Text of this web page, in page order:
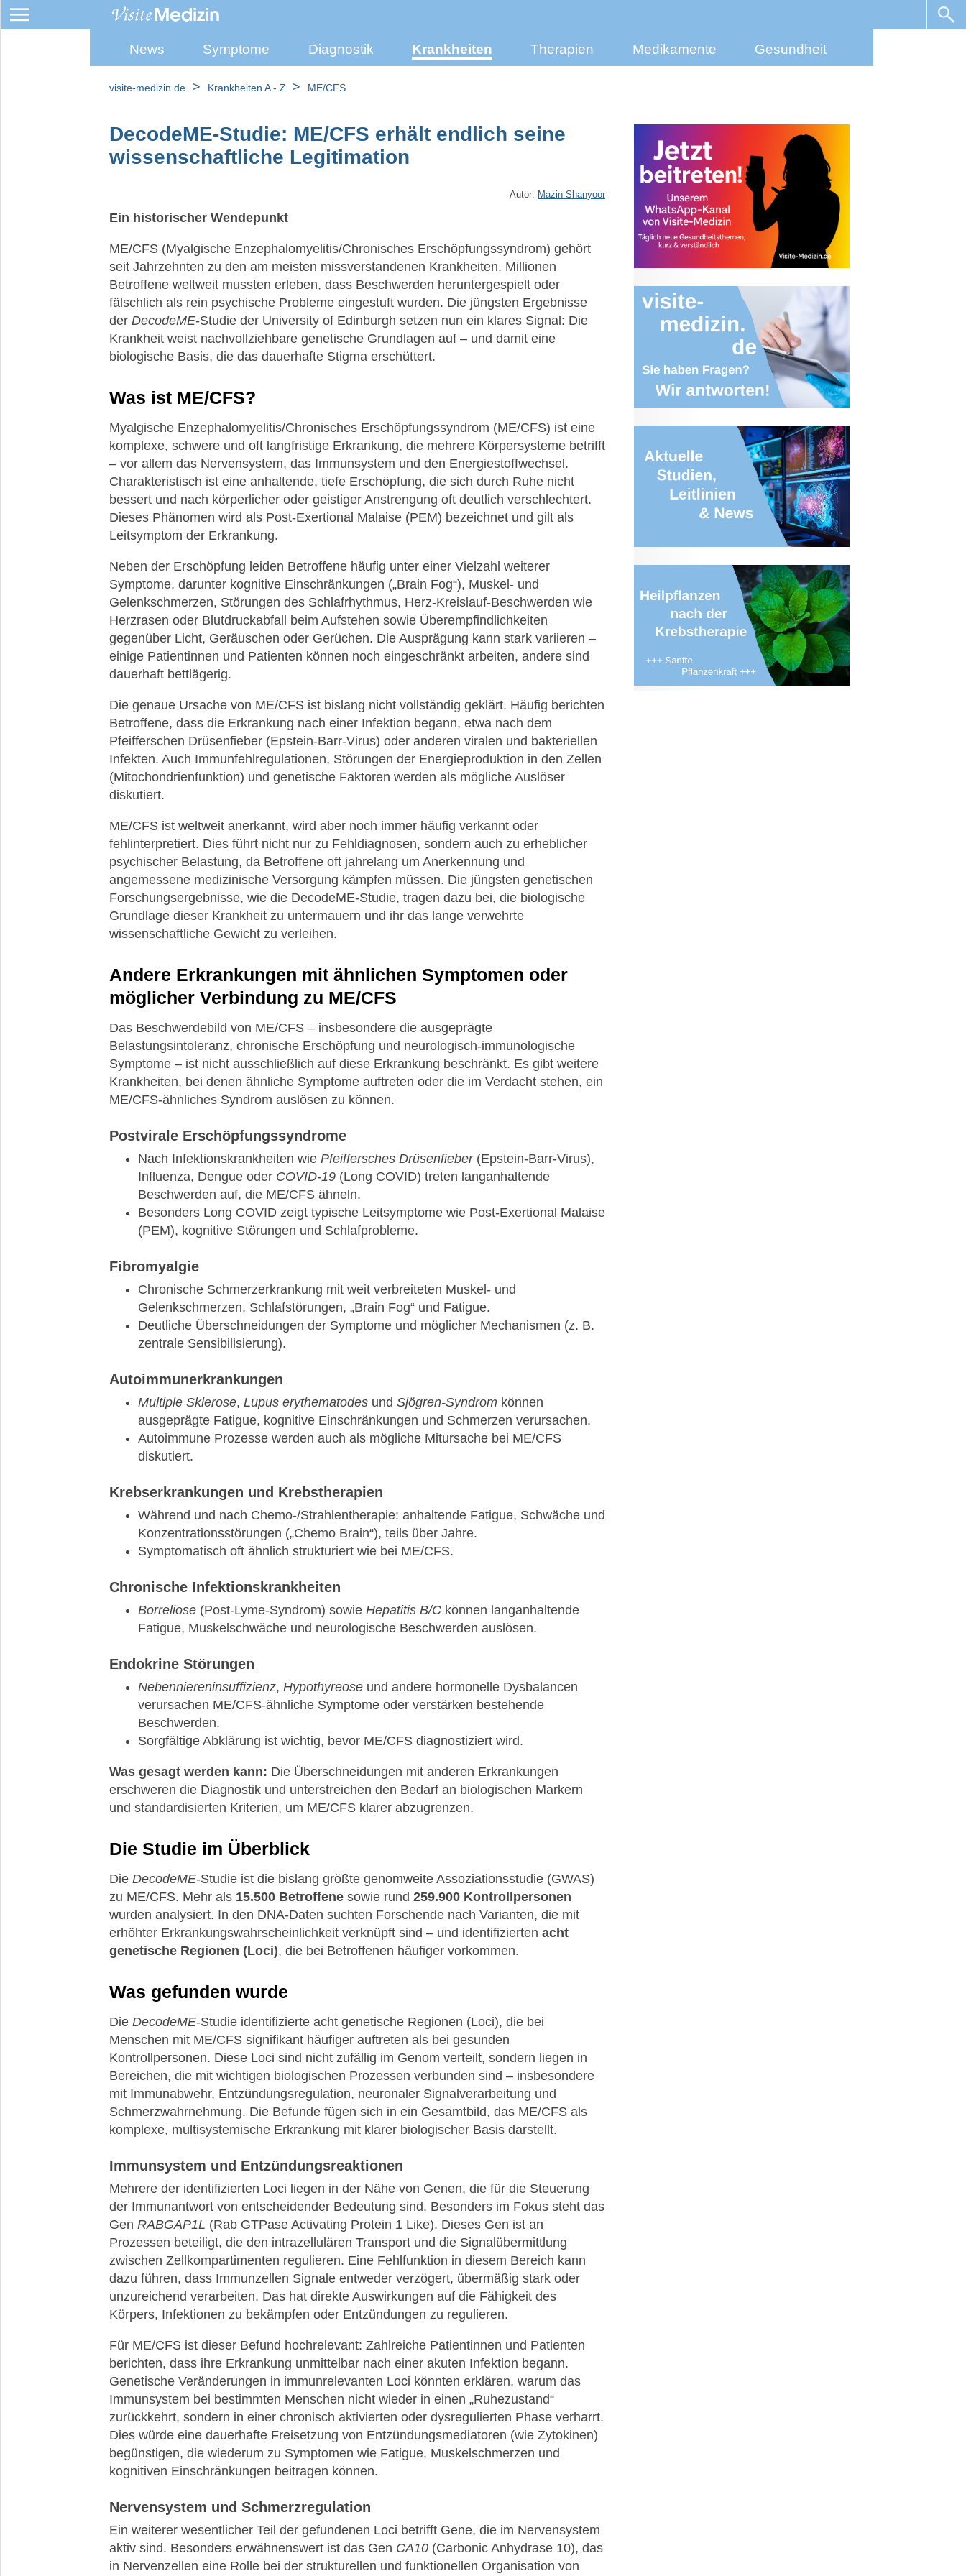
News Symptome Diagnostik Krankheiten Therapien Medikamente Gesundheit
visite-medizin.de > Krankheiten A - Z > ME/CFS
DecodeME-Studie: ME/CFS erhält endlich seine
wissenschaftliche Legitimation
Autor: Mazin Shanyoor
Ein historischer Wendepunkt
ME/CFS (Myalgische Enzephalomyelitis/Chronisches Erschöpfungssyndrom) gehört
seit Jahrzehnten zu den am meisten missverstandenen Krankheiten. Millionen
Betroffene weltweit mussten erleben, dass Beschwerden heruntergespielt oder
fälschlich als rein psychische Probleme eingestuft wurden. Die jüngsten Ergebnisse
der DecodeME-Studie der University of Edinburgh setzen nun ein klares Signal: Die
Krankheit weist nachvollziehbare genetische Grundlagen auf – und damit eine
biologische Basis, die das dauerhafte Stigma erschüttert.
Was ist ME/CFS?
Myalgische Enzephalomyelitis/Chronisches Erschöpfungssyndrom (ME/CFS) ist eine
komplexe, schwere und oft langfristige Erkrankung, die mehrere Körpersysteme betrifft
– vor allem das Nervensystem, das Immunsystem und den Energiestoffwechsel.
Charakteristisch ist eine anhaltende, tiefe Erschöpfung, die sich durch Ruhe nicht
bessert und nach körperlicher oder geistiger Anstrengung oft deutlich verschlechtert.
Dieses Phänomen wird als Post-Exertional Malaise (PEM) bezeichnet und gilt als
Leitsymptom der Erkrankung.
Neben der Erschöpfung leiden Betroffene häufig unter einer Vielzahl weiterer
Symptome, darunter kognitive Einschränkungen („Brain Fog“), Muskel- und
Gelenkschmerzen, Störungen des Schlafrhythmus, Herz-Kreislauf-Beschwerden wie
Herzrasen oder Blutdruckabfall beim Aufstehen sowie Überempfindlichkeiten
gegenüber Licht, Geräuschen oder Gerüchen. Die Ausprägung kann stark variieren –
einige Patientinnen und Patienten können noch eingeschränkt arbeiten, andere sind
dauerhaft bettlägerig.
Die genaue Ursache von ME/CFS ist bislang nicht vollständig geklärt. Häufig berichten
Betroffene, dass die Erkrankung nach einer Infektion begann, etwa nach dem
Pfeifferschen Drüsenfieber (Epstein-Barr-Virus) oder anderen viralen und bakteriellen
Infekten. Auch Immunfehlregulationen, Störungen der Energieproduktion in den Zellen
(Mitochondrienfunktion) und genetische Faktoren werden als mögliche Auslöser
diskutiert.
ME/CFS ist weltweit anerkannt, wird aber noch immer häufig verkannt oder
fehlinterpretiert. Dies führt nicht nur zu Fehldiagnosen, sondern auch zu erheblicher
psychischer Belastung, da Betroffene oft jahrelang um Anerkennung und
angemessene medizinische Versorgung kämpfen müssen. Die jüngsten genetischen
Forschungsergebnisse, wie die DecodeME-Studie, tragen dazu bei, die biologische
Grundlage dieser Krankheit zu untermauern und ihr das lange verwehrte
wissenschaftliche Gewicht zu verleihen.
Andere Erkrankungen mit ähnlichen Symptomen oder
möglicher Verbindung zu ME/CFS
Das Beschwerdebild von ME/CFS – insbesondere die ausgeprägte
Belastungsintoleranz, chronische Erschöpfung und neurologisch-immunologische
Symptome – ist nicht ausschließlich auf diese Erkrankung beschränkt. Es gibt weitere
Krankheiten, bei denen ähnliche Symptome auftreten oder die im Verdacht stehen, ein
ME/CFS-ähnliches Syndrom auslösen zu können.
Postvirale Erschöpfungssyndrome
Nach Infektionskrankheiten wie Pfeiffersches Drüsenfieber(Epstein-Barr-Virus),
Influenza, Dengue oder COVID-19 (Long COVID) treten langanhaltende
Beschwerden auf, die ME/CFS ähneln.
Besonders Long COVID zeigt typische Leitsymptome wie Post-Exertional Malaise
(PEM), kognitive Störungen und Schlafprobleme.
Fibromyalgie
Chronische Schmerzerkrankung mit weit verbreiteten Muskel- und
Gelenkschmerzen, Schlafstörungen, „Brain Fog“ und Fatigue.
Deutliche Überschneidungen der Symptome und möglicher Mechanismen (z. B.
zentrale Sensibilisierung).
Autoimmunerkrankungen
Multiple Sklerose, Lupus erythematodes und Sjögren-Syndrom können
ausgeprägte Fatigue, kognitive Einschränkungen und Schmerzen verursachen.
Autoimmune Prozesse werden auch als mögliche Mitursache bei ME/CFS
diskutiert.
Krebserkrankungen und Krebstherapien
Während und nach Chemo-/Strahlentherapie: anhaltende Fatigue, Schwäche und
Konzentrationsstörungen („Chemo Brain“), teils über Jahre.
Symptomatisch oft ähnlich strukturiert wie bei ME/CFS.
Chronische Infektionskrankheiten
Borreliose (Post-Lyme-Syndrom) sowie Hepatitis B/C können langanhaltende
Fatigue, Muskelschwäche und neurologische Beschwerden auslösen.
Endokrine Störungen
Nebenniereninsuffizienz, Hypothyreose und andere hormonelle Dysbalancen
verursachen ME/CFS-ähnliche Symptome oder verstärken bestehende
Beschwerden.
Sorgfältige Abklärung ist wichtig, bevor ME/CFS diagnostiziert wird.
Was gesagt werden kann: Die Überschneidungen mit anderen Erkrankungen
erschweren die Diagnostik und unterstreichen den Bedarf an biologischen Markern
und standardisierten Kriterien, um ME/CFS klarer abzugrenzen.
Die Studie im Überblick
Die DecodeME-Studie ist die bislang größte genomweite Assoziationsstudie (GWAS)
zu ME/CFS. Mehr als 15.500 Betroffene sowie rund 259.900 Kontrollpersonen
wurden analysiert. In den DNA-Daten suchten Forschende nach Varianten, die mit
erhöhter Erkrankungswahrscheinlichkeit verknüpft sind – und identifizierten acht
genetische Regionen (Loci), die bei Betroffenen häufiger vorkommen.
Was gefunden wurde
Die DecodeME-Studie identifizierte acht genetische Regionen (Loci), die bei
Menschen mit ME/CFS signifikant häufiger auftreten als bei gesunden
Kontrollpersonen. Diese Loci sind nicht zufällig im Genom verteilt, sondern liegen in
Bereichen, die mit wichtigen biologischen Prozessen verbunden sind – insbesondere
mit Immunabwehr, Entzündungsregulation, neuronaler Signalverarbeitung und
Schmerzwahrnehmung. Die Befunde fügen sich in ein Gesamtbild, das ME/CFS als
komplexe, multisystemische Erkrankung mit klarer biologischer Basis darstellt.
Immunsystem und Entzündungsreaktionen
Mehrere der identifizierten Loci liegen in der Nähe von Genen, die für die Steuerung
der Immunantwort von entscheidender Bedeutung sind. Besonders im Fokus steht das
Gen RABGAP1L (Rab GTPase Activating Protein 1 Like). Dieses Gen ist an
Prozessen beteiligt, die den intrazellulären Transport und die Signalübermittlung
zwischen Zellkompartimenten regulieren. Eine Fehlfunktion in diesem Bereich kann
dazu führen, dass Immunzellen Signale entweder verzögert, übermäßig stark oder
unzureichend verarbeiten. Das hat direkte Auswirkungen auf die Fähigkeit des
Körpers, Infektionen zu bekämpfen oder Entzündungen zu regulieren.
Für ME/CFS ist dieser Befund hochrelevant: Zahlreiche Patientinnen und Patienten
berichten, dass ihre Erkrankung unmittelbar nach einer akuten Infektion begann.
Genetische Veränderungen in immunrelevanten Loci könnten erklären, warum das
Immunsystem bei bestimmten Menschen nicht wieder in einen „Ruhezustand“
zurückkehrt, sondern in einer chronisch aktivierten oder dysregulierten Phase verharrt.
Dies würde eine dauerhafte Freisetzung von Entzündungsmediatoren (wie Zytokinen)
begünstigen, die wiederum zu Symptomen wie Fatigue, Muskelschmerzen und
kognitiven Einschränkungen beitragen können.
Nervensystem und Schmerzregulation
Ein weiterer wesentlicher Teil der gefundenen Loci betrifft Gene, die im Nervensystem
aktiv sind. Besonders erwähnenswert ist das Gen CA10 (Carbonic Anhydrase 10), das
in Nervenzellen eine Rolle bei der strukturellen und funktionellen Organisation von